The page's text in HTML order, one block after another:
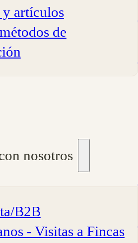
artículos
de
nosotros
B2B
- Visitas a Fincas